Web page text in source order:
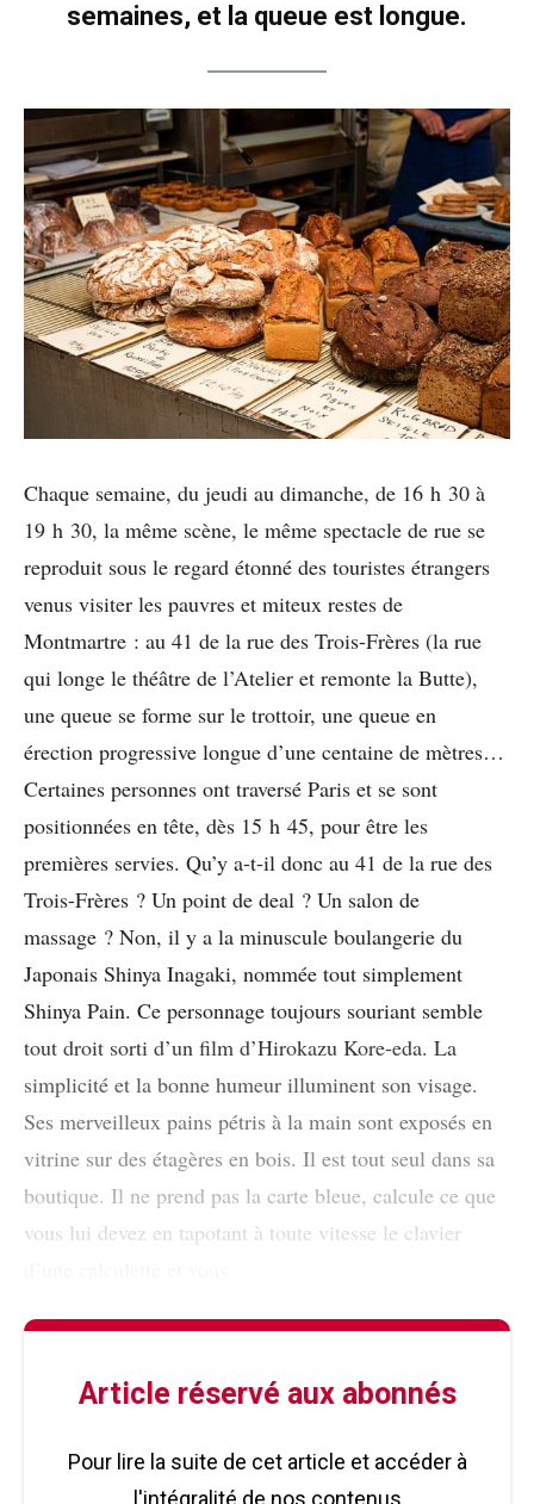
semaines, et la queue est longue.
Chaque semaine, du jeudi au dimanche, de 16 h 30 à
19 h 30, la même scène, le même spectacle de rue se
reproduit sous le regard étonné des touristes étrangers
venus visiter les pauvres et miteux restes de
Montmartre : au 41 de la rue des Trois-Frères (la rue
qui longe le théâtre de l’Atelier et remonte la Butte),
une queue se forme sur le trottoir, une queue en
érection progressive longue d’une centaine de mètres…
Certaines personnes ont traversé Paris et se sont
positionnées en tête, dès 15 h 45, pour être les
premières servies. Qu’y a-t-il donc au 41 de la rue des
Trois-Frères ? Un point de deal ? Un salon de
massage ? Non, il y a la minuscule boulangerie du
Japonais Shinya Inagaki, nommée tout simplement
Shinya Pain. Ce personnage toujours souriant semble
tout droit sorti d’un film d’Hirokazu Kore-eda. La
simplicité et la bonne humeur illuminent son visage.
Ses merveilleux pains pétris à la main sont exposés en
vitrine sur des étagères en bois. Il est tout seul dans sa
boutique. Il ne prend pas la carte bleue, calcule ce que
vous lui devez en tapotant à toute vitesse le clavier
Article réservé aux abonnés
Pour lire la suite de cet article et accéder à
l'intégralité de nos contenus